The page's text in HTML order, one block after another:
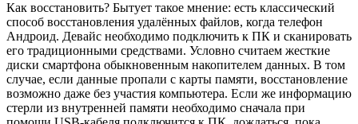
Как восстановить? Бытует такое мнение: есть классический
способ восстановления удалённых файлов, когда телефон
Андроид. Девайс необходимо подключить к ПК и сканировать
его традиционными средствами. Условно считаем жесткие
диски смартфона обыкновенным накопителем данных. В том
случае, если данные пропали с карты памяти, восстановление
возможно даже без участия компьютера. Если же информацию
стерли из внутренней памяти необходимо сначала при